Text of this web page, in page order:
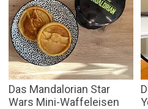
Das Mandalorian Star
Wars Mini-Waffeleisen